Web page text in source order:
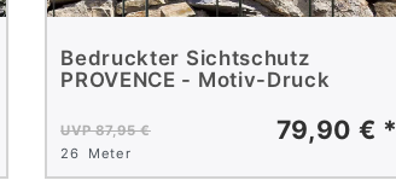
Bedruckter Sichtschutz
PROVENCE - Motiv-Druck
UVP 87,95 € 79,90 € *
26 Meter